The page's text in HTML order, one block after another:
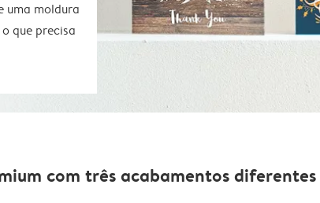
uma moldura
que precisa
com três acabamentos diferentes